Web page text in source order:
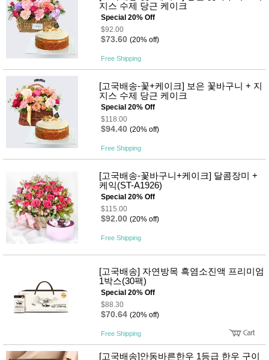
Diet/여
성용품
스킨케
메이크
헤어케
어/염색
바디케
어/향수
남성화
장품
미용제
계절/생
활가전
건강가
전
명품식
기브랜
드
기
주방소
품
즉석가
면류
양념/소
지스 수제 당근 케이크
Special 20% Off
$92.00
$73.60 (20% off)
Free Shipping
[고국배송-꽃+케이크] 보은 꽃바구니 + 지
지스 수제 당근 케이크
Special 20% Off
$118.00
$94.40 (20% off)
Free Shipping
[고국배송-꽃바구니+케이크] 달콤장미 +
케익(ST-A1926)
Special 20% Off
$115.00
$92.00 (20% off)
Free Shipping
[고국배송] 자연방목 흑염소진액 프리미엄
1박스(30팩)
Special 20% Off
$88.30
$70.64 (20% off)
Free Shipping
[고국배송]안동바른한우 1등급 한우 구이